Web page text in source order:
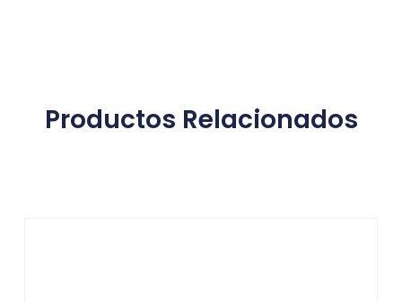
Productos Relacionados